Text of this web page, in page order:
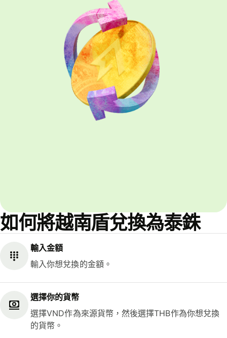
如何將越南盾兌換為泰銖
輸入金額
輸入你想兌換的金額。
選擇你的貨幣
選擇VND作為來源貨幣，然後選擇THB作為你想兌換
的貨幣。